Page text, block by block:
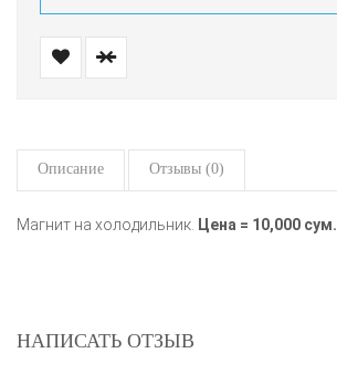
Описание Отзывы (0)
Магнит на холодильник. Цена = 10,000 сум.
НАПИСАТЬ ОТЗЫВ